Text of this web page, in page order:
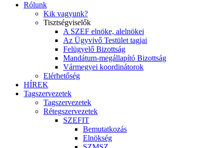
Rólunk
Kik vagyunk?
Tisztségviselők
A SZEF elnöke, alelnökei
Az Ügyvivő Testület tagjai
Felügyelő Bizottság
Mandátum-megállapító Bizottság
Vármegyei koordinátorok
Elérhetőség
HÍREK
Tagszervezetek
Tagszervezetek
Rétegszervezetek
SZEFIT
Bemutatkozás
Elnökség